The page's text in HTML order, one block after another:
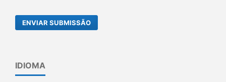
ENVIAR SUBMISSÃO
IDIOMA